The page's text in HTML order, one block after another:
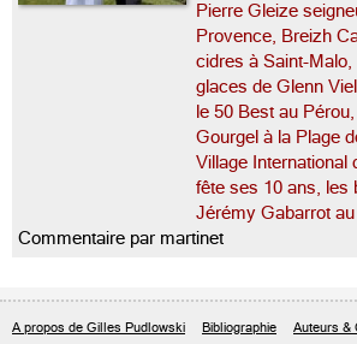
Pierre Gleize
Provence, Breizh
cidres à Saint-Malo,
glaces de Glenn
le 50 Best au
Gourgel à la Plage
Village International
fête ses 10 ans, les
Jérémy Gabarrot
Commentaire par martinet
A propos de Gilles Pudlowski Bibliographie Auteurs &